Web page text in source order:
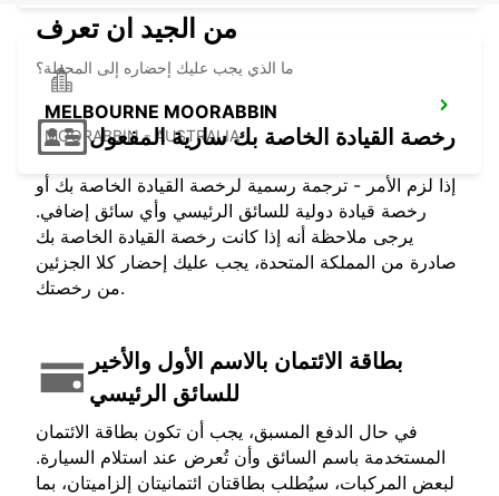
MELBOURNE MOORABBIN
MOORABBIN - AUSTRALIA
من الجيد ان تعرف
ما الذي يجب عليك إحضاره إلى المحطة؟
رخصة القيادة الخاصة بك سارية المفعول
إذا لزم الأمر - ترجمة رسمية لرخصة القيادة الخاصة بك أو
رخصة قيادة دولية للسائق الرئيسي وأي سائق إضافي.
يرجى ملاحظة أنه إذا كانت رخصة القيادة الخاصة بك
صادرة من المملكة المتحدة، يجب عليك إحضار كلا الجزئين
من رخصتك.
بطاقة الائتمان بالاسم الأول والأخير
للسائق الرئيسي
في حال الدفع المسبق، يجب أن تكون بطاقة الائتمان
المستخدمة باسم السائق وأن تُعرض عند استلام السيارة.
لبعض المركبات، سيُطلب بطاقتان ائتمانيتان إلزاميتان، بما